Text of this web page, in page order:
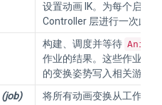
设置动画 IK。为每个启用
Controller 层进行一次此调
构建、调度并等待
作业的结果。这些作业会
的变换姿势写入相关游戏
(job)
将所有动画变换从工作线